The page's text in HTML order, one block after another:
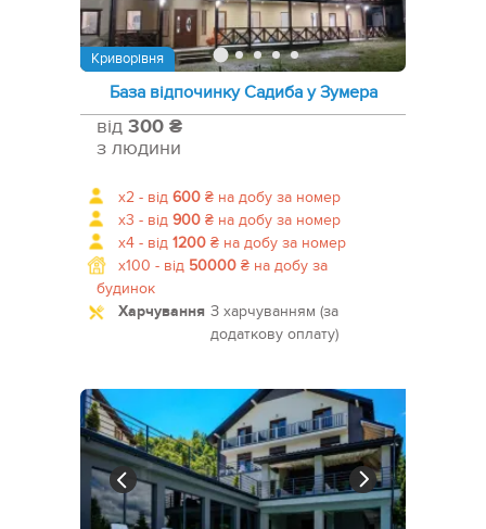
Криворівня
База відпочинку Садиба у Зумера
від 300 ₴
з людини
x2 - від 600 ₴ на добу за номер
x3 - від 900 ₴ на добу за номер
x4 - від 1200 ₴ на добу за номер
x100 - від 50000 ₴ на добу за
будинок
Харчування З харчуванням (за
додаткову оплату)